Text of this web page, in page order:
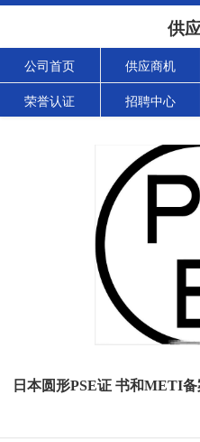
供
公司首页 供应商机
荣誉认证 招聘中心
日本圆形PSE证 书和METI